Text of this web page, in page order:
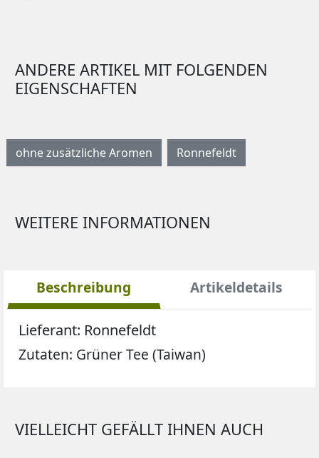
ANDERE ARTIKEL MIT FOLGENDEN
EIGENSCHAFTEN
ohne zusätzliche Aromen Ronnefeldt
WEITERE INFORMATIONEN
Beschreibung Artikeldetails
Lieferant: Ronnefeldt
Zutaten: Grüner Tee (Taiwan)
VIELLEICHT GEFÄLLT IHNEN AUCH